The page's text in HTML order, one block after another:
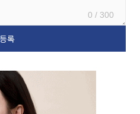
0 / 300